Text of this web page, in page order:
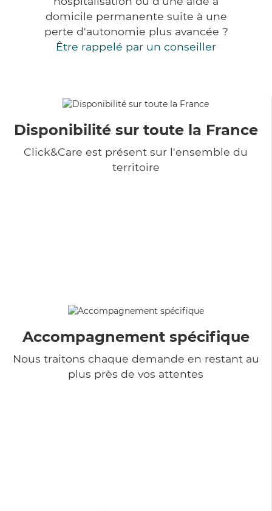
domicile permanente suite à une
perte d'autonomie plus avancée ?
Être rappelé par un conseiller
Disponibilité sur toute la France
Click&Care est présent sur l'ensemble du
territoire
Accompagnement spécifique
Nous traitons chaque demande en restant au
plus près de vos attentes